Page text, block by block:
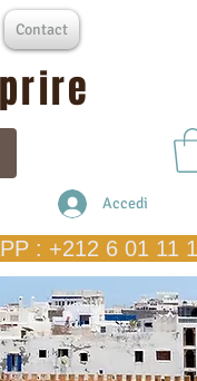
Contact
Accedi